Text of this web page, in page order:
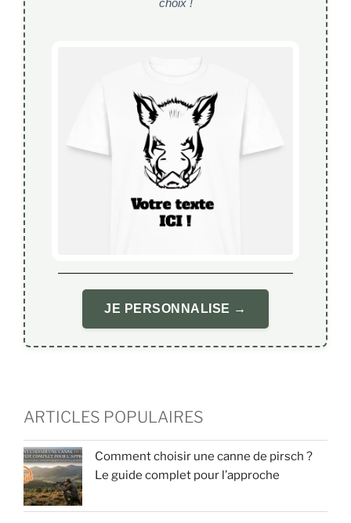
choix !
JE PERSONNALISE →
ARTICLES POPULAIRES
Comment choisir une canne de pirsch ?
Le guide complet pour l’approche